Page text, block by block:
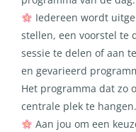
Iedereen wordt
stellen, een voorstel te
sessie te delen of aan
en gevarieerd
Het programma dat zo
centrale plek te hangen.
Aan jou om een